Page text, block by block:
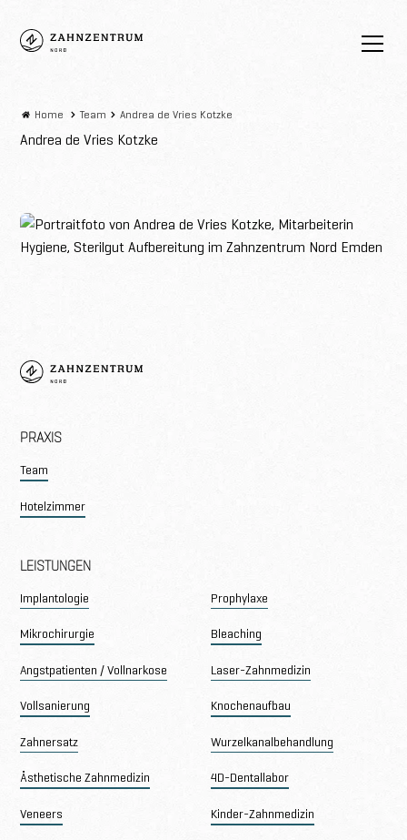
Zahnzentrum
Home Team Andrea de Vries Kotzke
Andrea de Vries Kotzke
Zahnzentrum
PRAXIS
Team
Hotelzimmer
LEISTUNGEN
Implantologie
Mikrochirurgie
Angstpatienten / Vollnarkose
Vollsanierung
Zahnersatz
Ästhetische Zahnmedizin
Veneers
Prophylaxe
Bleaching
Laser-Zahnmedizin
Knochenaufbau
Wurzelkanalbehandlung
4D-Dentallabor
Kinder-Zahnmedizin